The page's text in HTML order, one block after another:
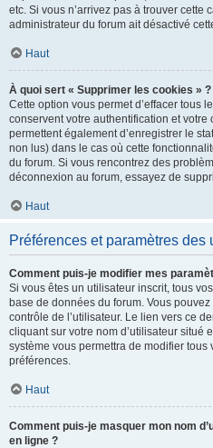
etc. Si vous n’arrivez pas à trouver cette
administrateur du forum ait désactivé
Haut
À quoi sert « Supprimer les cookies » ?
Cette option vous permet d’effacer tous
conservent votre authentification et
permettent également d’enregistrer le
non lus) dans le cas où cette
du forum. Si vous rencontrez des
déconnexion au forum, essayez de
Haut
Préférences et paramètres des
Comment puis-je modifier mes
Si vous êtes un utilisateur inscrit, tous
base de données du forum. Vous
contrôle de l’utilisateur. Le lien vers ce
cliquant sur votre nom d’utilisateur situé
système vous permettra de modifier tous
préférences.
Haut
Comment puis-je masquer mon nom
en ligne ?